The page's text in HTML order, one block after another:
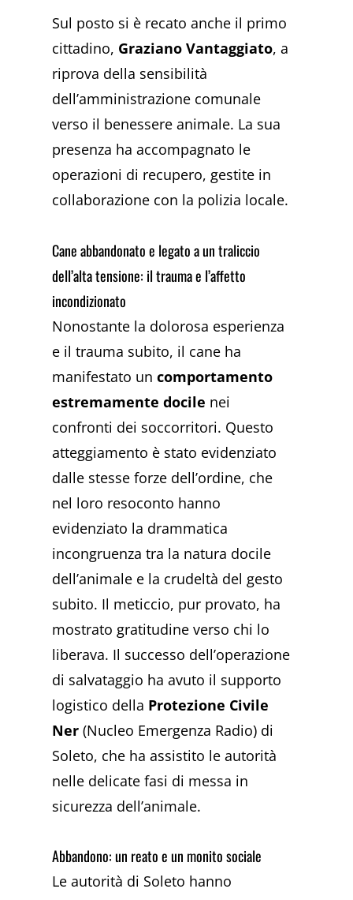
Sul posto si è recato anche il primo
cittadino, Graziano Vantaggiato, a
riprova della sensibilità
dell’amministrazione comunale
verso il benessere animale. La sua
presenza ha accompagnato le
operazioni di recupero, gestite in
collaborazione con la polizia locale.
Cane abbandonato e legato a un traliccio
dell’alta tensione: il trauma e l’affetto
incondizionato
Nonostante la dolorosa esperienza
e il trauma subito, il cane ha
manifestato uncomportamento
estremamente docile nei
confronti dei soccorritori. Questo
atteggiamento è stato evidenziato
dalle stesse forze dell’ordine, che
nel loro resoconto hanno
evidenziato la drammatica
incongruenza tra la natura docile
dell’animale e la crudeltà del gesto
subito. Il meticcio, pur provato, ha
mostrato gratitudine verso chi lo
liberava. Il successo dell’operazione
di salvataggio ha avuto il supporto
logistico della Protezione Civile
Ner (Nucleo Emergenza Radio) di
Soleto, che ha assistito le autorità
nelle delicate fasi di messa in
sicurezza dell’animale.
Abbandono: un reato e un monito sociale
Le autorità di Soleto hanno